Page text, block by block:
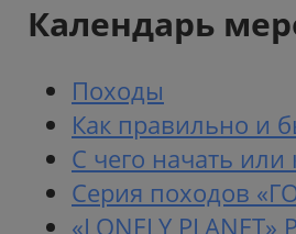
Календарь
Походы
Как правильно и
С чего начать или
Серия походов
«LONELY